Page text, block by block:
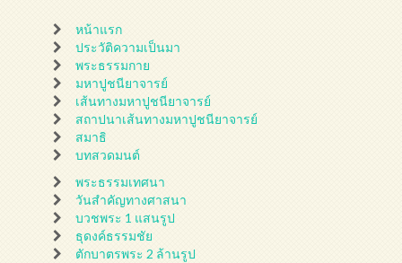
หน้าแรก
ประวัติความเป็นมา
พระธรรมกาย
มหาปูชนียาจารย์
เส้นทางมหาปูชนียาจารย์
สถาปนาเส้นทางมหาปูชนียาจารย์
สมาธิ
บทสวดมนต์
พระธรรมเทศนา
วันสำคัญทางศาสนา
บวชพระ 1 แสนรูป
ธุดงค์ธรรมชัย
ตักบาตรพระ 2 ล้านรูป